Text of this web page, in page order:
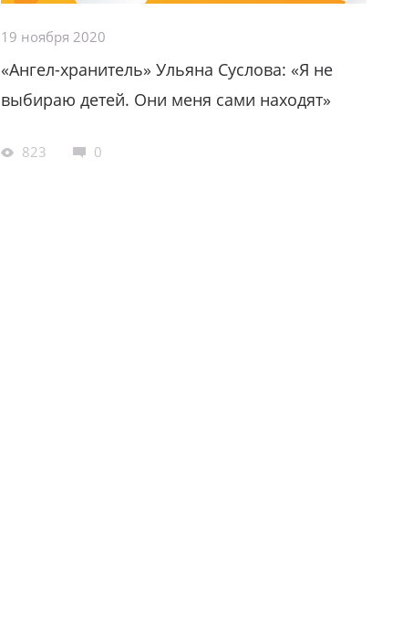
19 ноября 2020
«Ангел-хранитель» Ульяна Суслова: «Я не
выбираю детей. Они меня сами находят»
823 0